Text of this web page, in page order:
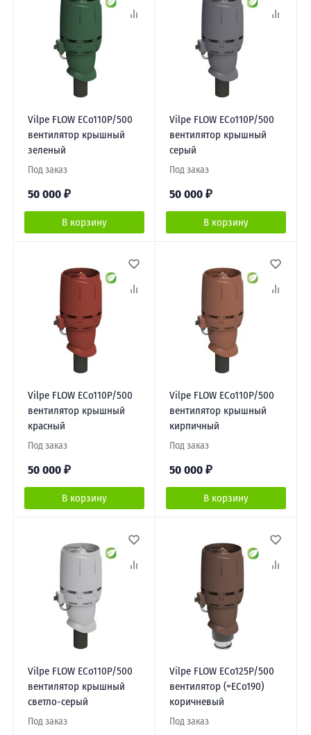
Vilpe FLOW ЕCo110P/500
вентилятор крышный
зеленый
Под заказ
50 000 ₽
В корзину
Vilpe FLOW ЕCo110P/500
вентилятор крышный
серый
Под заказ
50 000 ₽
В корзину
Vilpe FLOW ЕCo110P/500
вентилятор крышный
красный
Под заказ
50 000 ₽
В корзину
Vilpe FLOW ЕCo110P/500
вентилятор крышный
кирпичный
Под заказ
50 000 ₽
В корзину
Vilpe FLOW ЕCo110P/500
вентилятор крышный
светло-серый
Под заказ
Vilpe FLOW ECo125Р/500
вентилятор (=ECo190)
коричневый
Под заказ